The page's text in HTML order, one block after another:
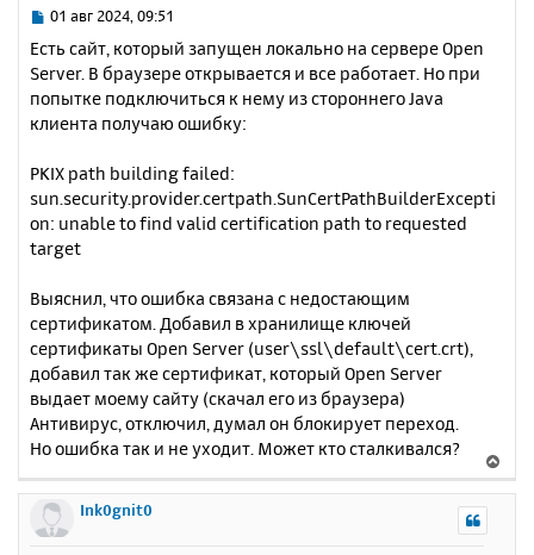
С
о
б
щ
е
и
е
01 авг 2024, 09:51
Есть сайт, который запущен локально на сервере Open
Server. В браузере открывается и все работает. Но при
попытке подключиться к нему из стороннего Java
клиента получаю ошибку:
PKIX path building failed:
sun.security.provider.certpath.SunCertPathBuilderExcepti
on: unable to find valid certification path to requested
target
Выяснил, что ошибка связана с недостающим
сертификатом. Добавил в хранилище ключей
сертификаты Open Server (user\ssl\default\cert.crt),
добавил так же сертификат, который Open Server
выдает моему сайту (скачал его из браузера)
Антивирус, отключил, думал он блокирует переход.
Но ошибка так и не уходит. Может кто сталкивался?
е
Ink0gnit0